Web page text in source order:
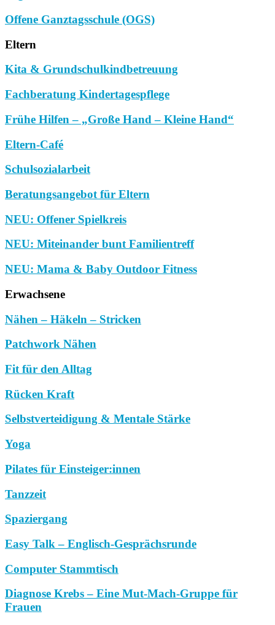
Offene Ganztagsschule (OGS)
Eltern
Kita & Grundschulkindbetreuung
Fachberatung Kindertagespflege
Frühe Hilfen – „Große Hand – Kleine Hand“
Eltern-Café
Schulsozialarbeit
Beratungsangebot für Eltern
NEU: Offener Spielkreis
NEU: Miteinander bunt Familientreff
NEU: Mama & Baby Outdoor Fitness
Erwachsene
Nähen – Häkeln – Stricken
Patchwork Nähen
Fit für den Alltag
Rücken Kraft
Selbstverteidigung & Mentale Stärke
Yoga
Pilates für Einsteiger:innen
Tanzzeit
Spaziergang
Easy Talk – Englisch-Gesprächsrunde
Computer Stammtisch
Diagnose Krebs – Eine Mut-Mach-Gruppe für
Frauen